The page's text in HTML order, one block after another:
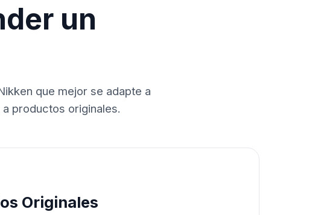
un
que mejor se adapte a
productos originales.
Originales